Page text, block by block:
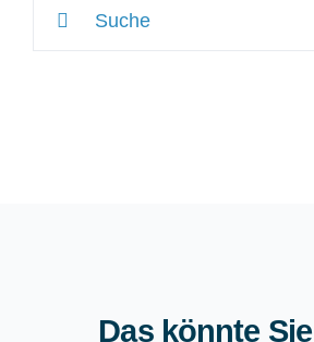
nach:
Das könnte